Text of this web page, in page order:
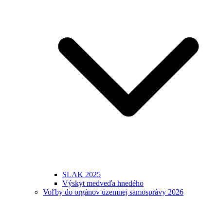
SLAK 2025
Výskyt medveďa hnedého
Voľby do orgánov územnej samosprávy 2026